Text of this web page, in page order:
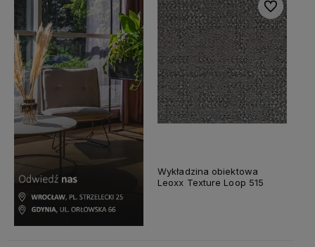
Wykładzina obiektowa
Leoxx Texture Loop 515
Do